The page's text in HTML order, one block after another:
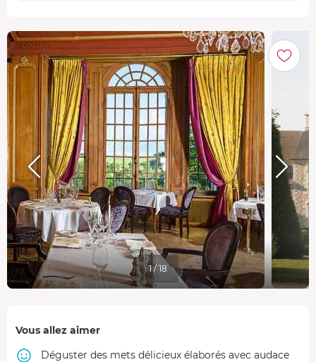
1 / 18
Vous allez aimer
Déguster des mets délicieux élaborés avec audace